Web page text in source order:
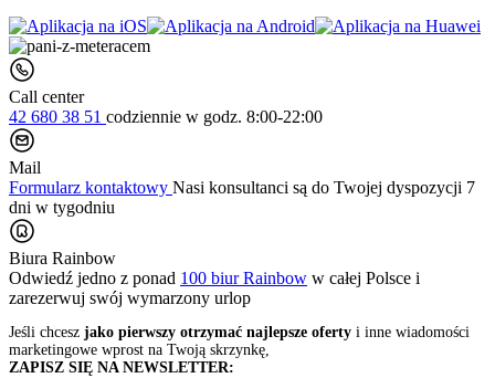
Call center
42 680 38 51 codziennie w godz. 8:00-22:00
Mail
Formularz kontaktowy Nasi konsultanci są do Twojej dyspozycji 7
dni w tygodniu
Biura Rainbow
Odwiedź jedno z ponad 100 biur Rainbow w całej Polsce i
zarezerwuj swój wymarzony urlop
Jeśli chcesz jako pierwszy otrzymać najlepsze oferty i inne wiadomości
marketingowe wprost na Twoją skrzynkę,
ZAPISZ SIĘ NA NEWSLETTER: